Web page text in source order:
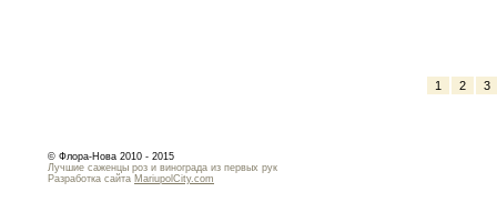
1 2 3
© Флора-Нова 2010 - 2015
Лучшие саженцы роз и винограда из первых рук
Разработка сайта MariupolCity.com